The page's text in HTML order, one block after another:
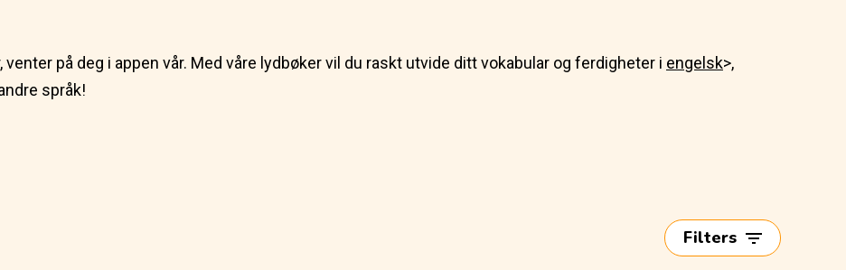
på deg i appen vår. Med våre lydbøker vil du raskt utvide ditt vokabular og ferdigheter i engelsk>,
språk!
Filters